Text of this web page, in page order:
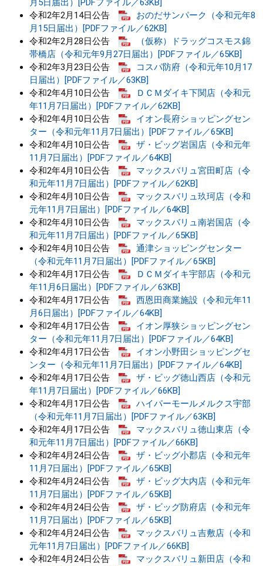
令和2年2月14日公告
おのだサンパーク（令和元年8
月15日届出）[PDFファイル／62KB]
令和2年2月28日公告
（仮称）ドラッグコスモス錦
帯橋店（令和元年9月27日届出）[PDFファイル／65KB]
令和2年3月23日公告
コスパ防府（令和元年10月17
日届出）[PDFファイル／63KB]
令和2年4月10日公告
ＤＣＭダイキ下関店（令和元
年11月7日届出）[PDFファイル／62KB]
令和2年4月10日公告
イオン長府ショッピングセン
ター（令和元年11月7日届出）[PDFファイル／65KB]
令和2年4月10日公告
ザ・ビッグ岩国店（令和元年
11月7日届出）[PDFファイル／64KB]
令和2年4月10日公告
マックスバリュ宮田町店（令
和元年11月7日届出）[PDFファイル／62KB]
令和2年4月10日公告
マックスバリュ玖珂店（令和
元年11月7日届出）[PDFファイル／64KB]
令和2年4月10日公告
マックスバリュ南岩国店（令
和元年11月7日届出）[PDFファイル／65KB]
令和2年4月10日公告
通津ショッピングセンター
（令和元年11月7日届出）[PDFファイル／65KB]
令和2年4月17日公告
ＤＣＭダイキ宇部店（令和元
年11月6日届出）[PDFファイル／63KB]
令和2年4月17日公告
西恩田商業施設（令和元年11
月6日届出）[PDFファイル／64KB]
令和2年4月17日公告
イオン厚狭ショッピングセン
ター（令和元年11月7日届出）[PDFファイル／64KB]
令和2年4月17日公告
イオン小野田ショッピングセ
ンター（令和元年11月7日届出）[PDFファイル／64KB]
令和2年4月17日公告
ザ・ビッグ徳山西店（令和元
年11月7日届出）[PDFファイル／66KB]
令和2年4月17日公告
ハイパーモールメルクス宇部
（令和元年11月7日届出）[PDFファイル／63KB]
令和2年4月17日公告
マックスバリュ徳山東店（令
和元年11月7日届出）[PDFファイル／66KB]
令和2年4月24日公告
ザ・ビッグ小郡店（令和元年
11月7日届出）[PDFファイル／65KB]
令和2年4月24日公告
ザ・ビッグ大内店（令和元年
11月7日届出）[PDFファイル／65KB]
令和2年4月24日公告
ザ・ビッグ防府店（令和元年
11月7日届出）[PDFファイル／65KB]
令和2年4月24日公告
マックスバリュ吉敷店（令和
元年11月7日届出）[PDFファイル／66KB]
令和2年4月24日公告
マックスバリュ新田店（令和